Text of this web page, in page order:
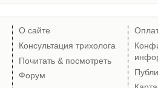
О сайте
Консультация трихолога
Почитать & посмотреть
Форум